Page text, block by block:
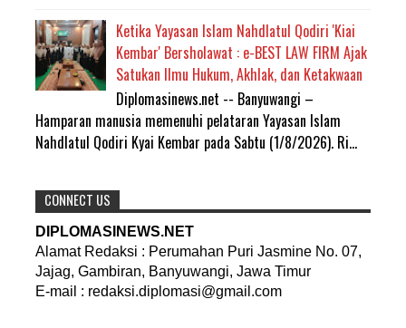
Ketika Yayasan Islam Nahdlatul Qodiri 'Kiai
Kembar' Bersholawat : e-BEST LAW FIRM Ajak
Satukan Ilmu Hukum, Akhlak, dan Ketakwaan
Diplomasinews.net -- Banyuwangi –
Hamparan manusia memenuhi pelataran Yayasan Islam
Nahdlatul Qodiri Kyai Kembar pada Sabtu (1/8/2026). Ri...
CONNECT US
DIPLOMASINEWS.NET
Alamat Redaksi : Perumahan Puri Jasmine No. 07,
Jajag, Gambiran, Banyuwangi, Jawa Timur
E-mail : redaksi.diplomasi@gmail.com